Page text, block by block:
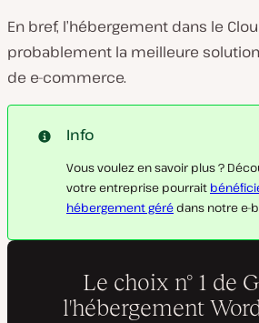
En bref, l’hébergement dans le
probablement la meilleure
de e-commerce.
Info
Vous voulez en savoir plus ?
votre entreprise pourrait
hébergement gérédans notre e-